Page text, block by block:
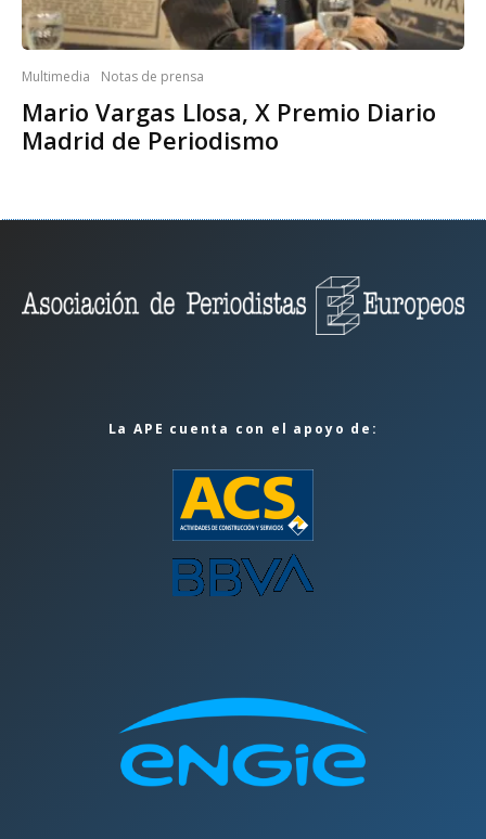
Multimedia Notas de prensa
Mario Vargas Llosa, X Premio Diario
Madrid de Periodismo
La APE cuenta con el apoyo de: